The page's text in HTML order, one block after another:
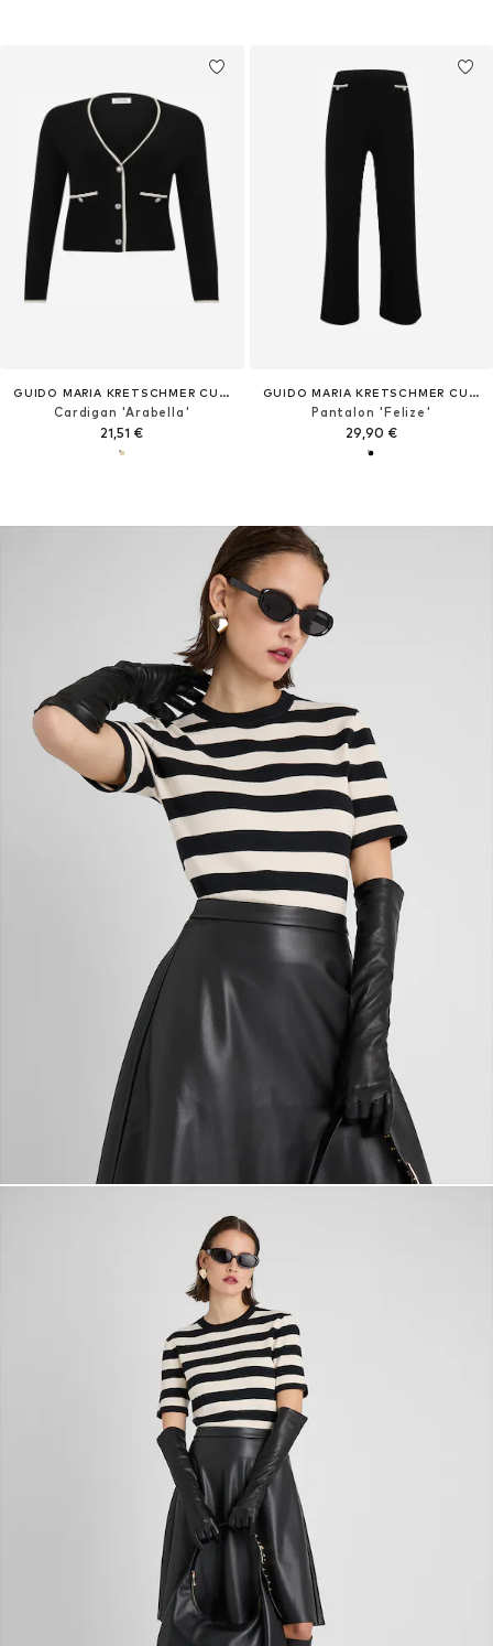
GUIDO MARIA KRETSCHMER CURVY
Cardigan 'Arabella'
21,51 €
GUIDO MARIA KRETSCHMER CURVY
Pantalon 'Felize'
29,90 €